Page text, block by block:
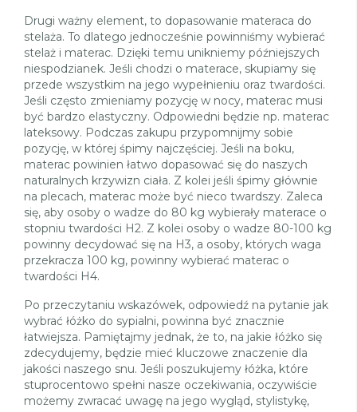
Drugi ważny element, to dopasowanie materaca do
stelaża. To dlatego jednocześnie powinniśmy wybierać
stelaż i materac. Dzięki temu unikniemy późniejszych
niespodzianek. Jeśli chodzi o materace, skupiamy się
przede wszystkim na jego wypełnieniu oraz twardości.
Jeśli często zmieniamy pozycję w nocy, materac musi
być bardzo elastyczny. Odpowiedni będzie np. materac
lateksowy. Podczas zakupu przypomnijmy sobie
pozycję, w której śpimy najczęściej. Jeśli na boku,
materac powinien łatwo dopasować się do naszych
naturalnych krzywizn ciała. Z kolei jeśli śpimy głównie
na plecach, materac może być nieco twardszy. Zaleca
się, aby osoby o wadze do 80 kg wybierały materace o
stopniu twardości H2. Z kolei osoby o wadze 80-100 kg
powinny decydować się na H3, a osoby, których waga
przekracza 100 kg, powinny wybierać materac o
twardości H4.
Po przeczytaniu wskazówek, odpowiedź na pytanie jak
wybrać łóżko do sypialni, powinna być znacznie
łatwiejsza. Pamiętajmy jednak, że to, na jakie łóżko się
zdecydujemy, będzie mieć kluczowe znaczenie dla
jakości naszego snu. Jeśli poszukujemy łóżka, które
stuprocentowo spełni nasze oczekiwania, oczywiście
możemy zwracać uwagę na jego wygląd, stylistykę,